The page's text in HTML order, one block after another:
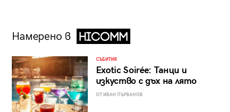
Намерено в
СЪБИТИЯ
Exotic Soirée: Танци и
изкуство с дъх на лято
ОТ ИВАН ПЪРВАНОВ